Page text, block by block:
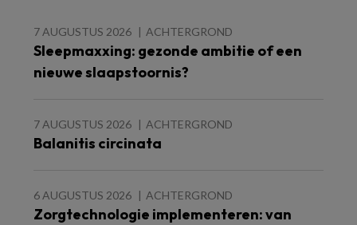
7 AUGUSTUS 2026 ACHTERGROND
Sleepmaxxing: gezonde ambitie of een
nieuwe slaapstoornis?
7 AUGUSTUS 2026 ACHTERGROND
Balanitis circinata
6 AUGUSTUS 2026 ACHTERGROND
Zorgtechnologie implementeren: van